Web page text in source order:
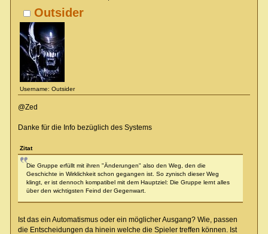
Outsider
Username: Outsider
@Zed
Danke für die Info bezüglich des Systems
Zitat
Die Gruppe erfüllt mit ihren "Änderungen" also den Weg, den die
Geschichte in Wirklichkeit schon gegangen ist. So zynisch dieser Weg
klingt, er ist dennoch kompatibel mit dem Hauptziel: Die Gruppe lernt alles
über den wichtigsten Feind der Gegenwart.
Ist das ein Automatismus oder ein möglicher Ausgang? Wie, passen
die Entscheidungen da hinein welche die Spieler treffen können. Ist